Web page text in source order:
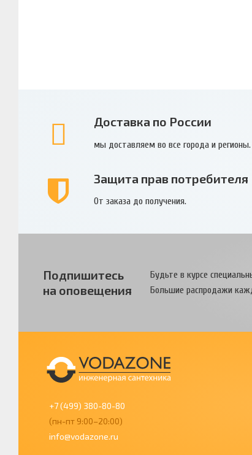
Доставка по России
мы доставляем во все города и регионы.
Защита прав потребителя
От заказа до получения.
Подпишитесь
на оповещения
Будьте в курсе
Большие распродажи
+7 (499) 380-80-80
(пн-пт 9:00–20:00)
info@vodazone.ru